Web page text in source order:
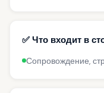
✅ Что входит в
Сопровождение,